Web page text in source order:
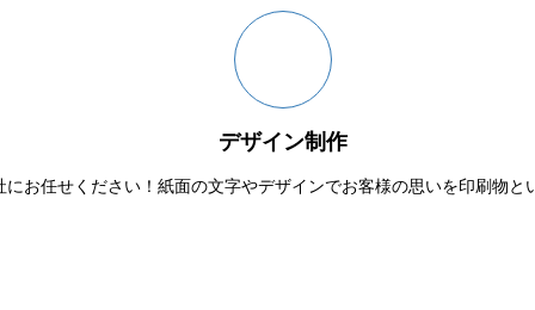
デザイン制作
お任せください！紙面の文字やデザインでお客様の思いを印刷物と